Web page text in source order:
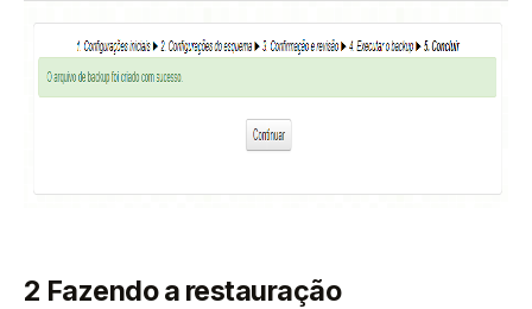
2 Fazendo a restauração